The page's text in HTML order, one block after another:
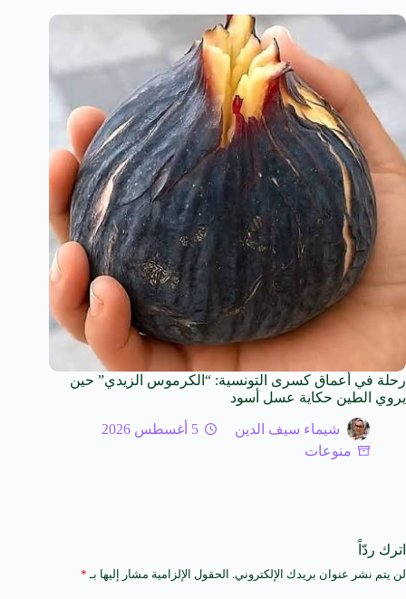
رحلة في أعماق كسرى التونسية: “الكرموس الزيدي” حين
يروي الطين حكاية عسل أسود
شيماء سيف الدين
5 أغسطس 2026
منوعات
اترك ردّاً
لن يتم نشر عنوان بريدك الإلكتروني. الحقول الإلزامية مشار إليها بـ *
A